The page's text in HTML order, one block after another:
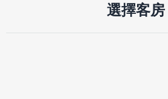
選擇客房